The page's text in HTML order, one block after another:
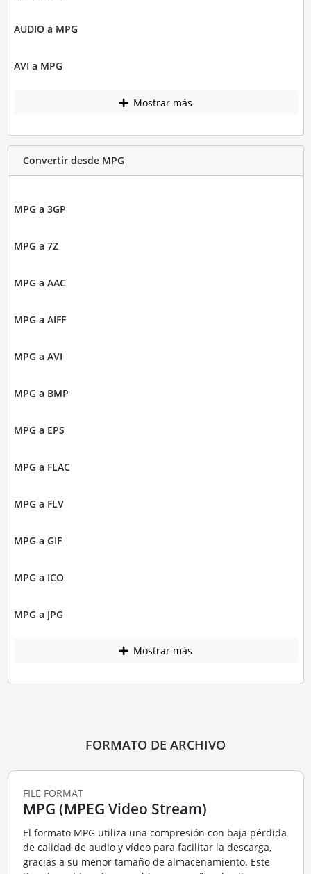
AUDIO a MPG
AVI a MPG
Mostrar más
Convertir desde MPG
MPG a 3GP
MPG a 7Z
MPG a AAC
MPG a AIFF
MPG a AVI
MPG a BMP
MPG a EPS
MPG a FLAC
MPG a FLV
MPG a GIF
MPG a ICO
MPG a JPG
Mostrar más
FORMATO DE ARCHIVO
FILE FORMAT
MPG (MPEG Video Stream)
El formato MPG utiliza una compresión con baja pérdida
de calidad de audio y vídeo para facilitar la descarga,
gracias a su menor tamaño de almacenamiento. Este